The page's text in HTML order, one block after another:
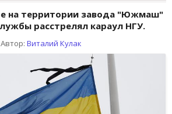
на территории завода "Южмаш"
расстрелял караул НГУ.
Автор: Виталий Кулак